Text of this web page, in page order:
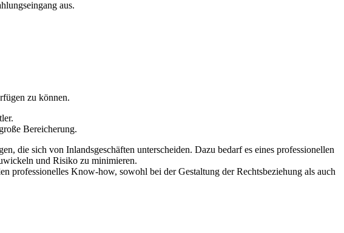
aus.
zu können.
Bereicherung.
die sich von Inlandsgeschäften unterscheiden. Dazu bedarf es eines professionellen
und Risiko zu minimieren.
professionelles Know-how, sowohl bei der Gestaltung der Rechtsbeziehung als auch